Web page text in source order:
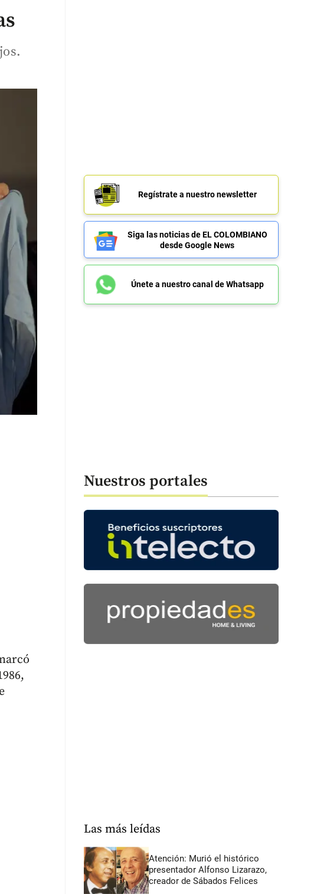
Regístrate a nuestro newsletter
Siga las noticias de EL COLOMBIANO
desde Google News
Únete a nuestro canal de Whatsapp
Nuestros portales
Las más leídas
Atención: Murió el histórico
presentador Alfonso Lizarazo,
creador de Sábados Felices